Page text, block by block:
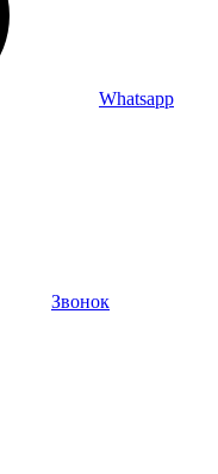
Whatsapp
Звонок